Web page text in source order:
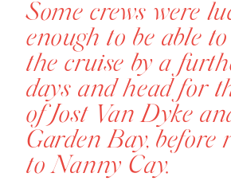
Some crews were
enough to be able
the cruise by a
days and head for
of Jost Van Dyke
Garden Bay, before
to Nanny Cay.